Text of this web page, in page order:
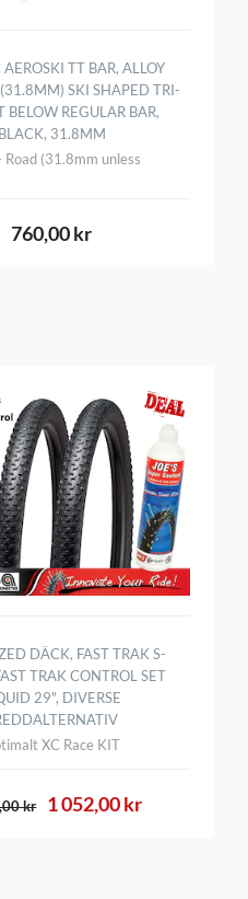
TT BAR, ALLOY
SKI SHAPED TRI-
BELOW REGULAR BAR,
BLACK, 31.8MM
Road (31.8mm unless
760,00 kr
DÄCK, FAST TRAK S-
TRAK CONTROL SET
29", DIVERSE
XC Race KIT
1 052,00 kr
kr